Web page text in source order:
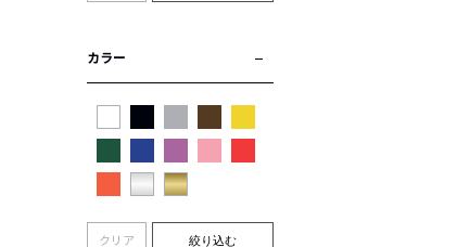
カラー
クリア 絞り込む